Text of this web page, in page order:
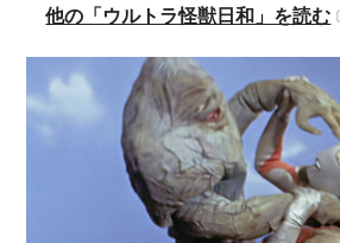
他の「ウルトラ怪獣日和」を読む